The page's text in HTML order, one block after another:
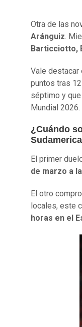
Otra de las
Aránguiz.
Barticciotto,
Vale destacar
puntos tras
séptimo y
Mundial 2026.
¿Cuándo
El primer
de marzo a
El otro
locales, este
horas en el